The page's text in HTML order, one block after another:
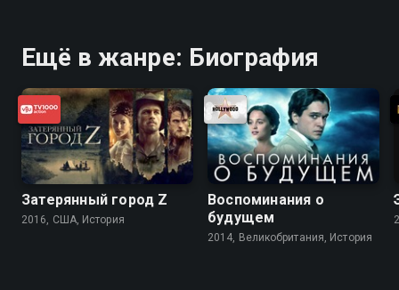
Ещё в жанре: Биография
Затерянный город Z
2016, США, История
Воспоминания о
будущем
2014, Великобритания, История